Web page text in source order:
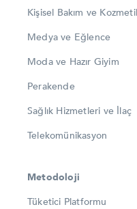
Kişisel Bakım ve
Medya ve Eğlence
Moda ve Hazır Giyim
Perakende
Sağlık Hizmetleri ve İlaç
Telekomünikasyon
Metodoloji
Tüketici Platformu